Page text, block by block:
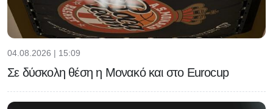
04.08.2026 | 15:09
Σε δύσκολη θέση η Μονακό και στο Eurocup